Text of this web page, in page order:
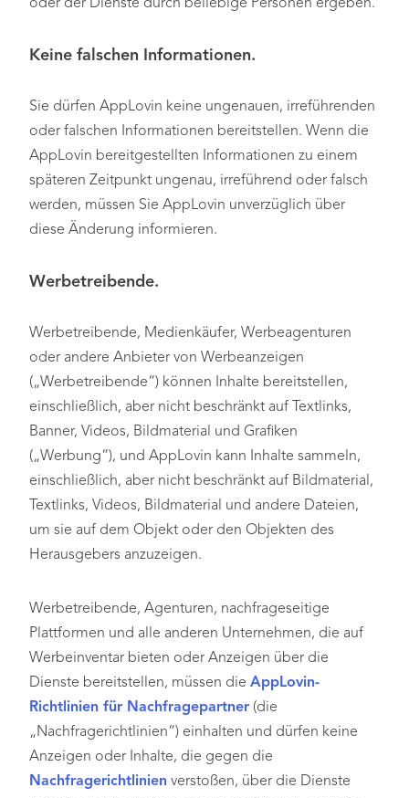
oder der Dienste durch beliebige Personen ergeben.
Keine falschen Informationen.
Sie dürfen AppLovin keine ungenauen, irreführenden
oder falschen Informationen bereitstellen. Wenn die
AppLovin bereitgestellten Informationen zu einem
späteren Zeitpunkt ungenau, irreführend oder falsch
werden, müssen Sie AppLovin unverzüglich über
diese Änderung informieren.
Werbetreibende.
Werbetreibende, Medienkäufer, Werbeagenturen
oder andere Anbieter von Werbeanzeigen
(„Werbetreibende“) können Inhalte bereitstellen,
einschließlich, aber nicht beschränkt auf Textlinks,
Banner, Videos, Bildmaterial und Grafiken
(„Werbung“), und AppLovin kann Inhalte sammeln,
einschließlich, aber nicht beschränkt auf Bildmaterial,
Textlinks, Videos, Bildmaterial und andere Dateien,
um sie auf dem Objekt oder den Objekten des
Herausgebers anzuzeigen.
Werbetreibende, Agenturen, nachfrageseitige
Plattformen und alle anderen Unternehmen, die auf
Werbeinventar bieten oder Anzeigen über die
Dienste bereitstellen, müssen die AppLovin-
Richtlinien für Nachfragepartner (die
„Nachfragerichtlinien“) einhalten und dürfen keine
Anzeigen oder Inhalte, die gegen die
Nachfragerichtlinien verstoßen, über die Dienste